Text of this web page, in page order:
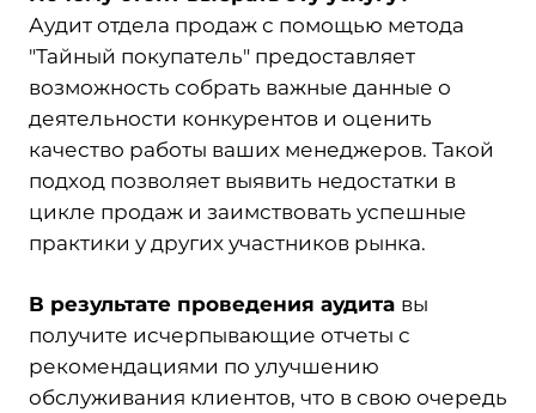
Аудит отдела продаж с помощью метода
"Тайный покупатель" предоставляет
возможность собрать важные данные о
деятельности конкурентов и оценить
качество работы ваших менеджеров. Такой
подход позволяет выявить недостатки в
цикле продаж и заимствовать успешные
практики у других участников рынка.
В результате проведения аудита вы
получите исчерпывающие отчеты с
рекомендациями по улучшению
обслуживания клиентов, что в свою очередь